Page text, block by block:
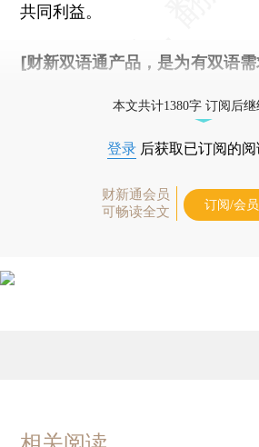
共同利益。
[财新双语通产品，是为有双语
本文共计1380字 订阅后
登录 后获取已订阅的
财新通会员
可畅读全文
订阅/会